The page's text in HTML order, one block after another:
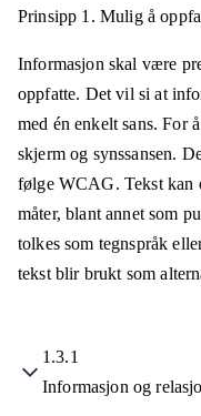
Prinsipp 1. Mulig å
Informasjon skal være
oppfatte. Det vil si at
med én enkelt sans. For
skjerm og synssansen.
følge WCAG. Tekst kan
måter, blant annet som
tolkes som tegnspråk
tekst blir brukt som
1.3.1
Informasjon og